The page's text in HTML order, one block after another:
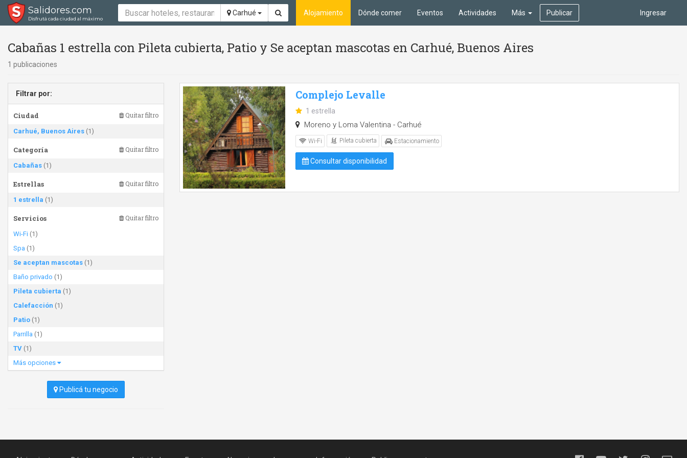
Salidores.com
Disfrutá cada ciudad al máximo
Carhué Ingresar
Alojamiento Dónde comer Eventos Actividades Más Publicar
Cabañas 1 estrella con Pileta cubierta, Patio y Se aceptan mascotas en Carhué, Buenos Aires
1 publicaciones
Filtrar por:
Ciudad Quitar filtro
Carhué, Buenos Aires (1)
Categoría Quitar filtro
Cabañas (1)
Estrellas Quitar filtro
1 estrella (1)
Servicios Quitar filtro
Wi-Fi (1)
Spa (1)
Se aceptan mascotas (1)
Baño privado (1)
Pileta cubierta (1)
Calefacción (1)
Patio (1)
Parrilla (1)
TV (1)
Más opciones
Publicá tu negocio
Complejo Levalle
1 estrella
Moreno y Loma Valentina - Carhué
Wi-Fi Pileta cubierta Estacionamiento
Consultar disponibilidad